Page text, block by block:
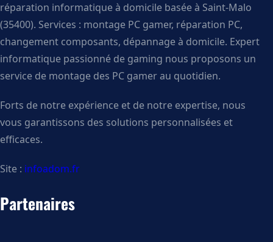
réparation informatique à domicile basée à Saint-Malo
(35400). Services : montage PC gamer, réparation PC,
changement composants, dépannage à domicile. Expert
informatique passionné de gaming nous proposons un
service de montage des PC gamer au quotidien.
Forts de notre expérience et de notre expertise, nous
vous garantissons des solutions personnalisées et
efficaces.
Site : infoadom.fr
Partenaires